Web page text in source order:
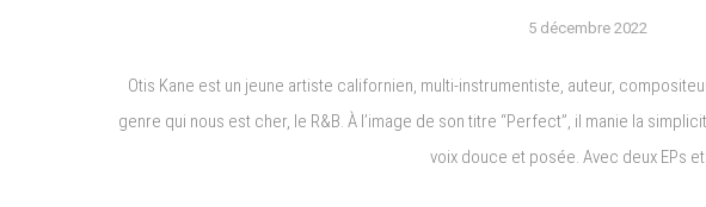
5 décembre 2022
Otis Kane est un jeune artiste californien, multi-instrumentiste, auteur,
genre qui nous est cher, le R&B. À l’image de son titre “Perfect”, il manie la
voix douce et posée. Avec deux EPs et